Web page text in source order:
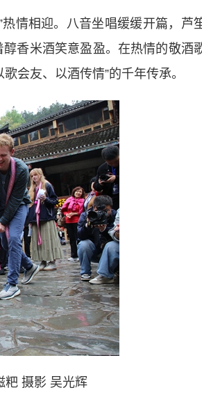
情相迎。八音坐唱缓缓开篇，芦
香米酒笑意盈盈。在热情的敬酒
会友、以酒传情”的千年传承。
粑 摄影 吴光辉